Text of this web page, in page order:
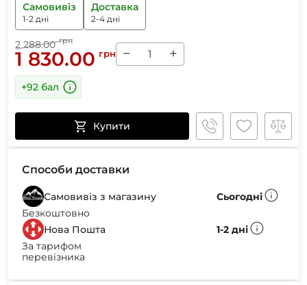
Самовивіз
1-2 дні
Доставка
2-4 дні
2 288.00 грн
1 830.00 грн − +
+92 бал
Купити
Способи доставки
Самовивіз з магазину
Сьогодні
Безкоштовно
Нова Пошта
1-2 дні
За тарифом
перевізника